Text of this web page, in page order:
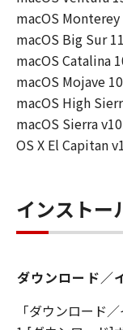
ユーザー
府より必
ソフトウ
たは間接
macOS Monterey
macOS Big Sur 11
macOS Catalina
macOS Mojave
macOS High
macOS Sierra
OS X El Capitan
インストー
ダウンロード／
「ダウンロード